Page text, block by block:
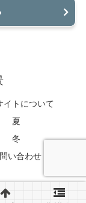
イトについて
夏
冬
い合わせ
.